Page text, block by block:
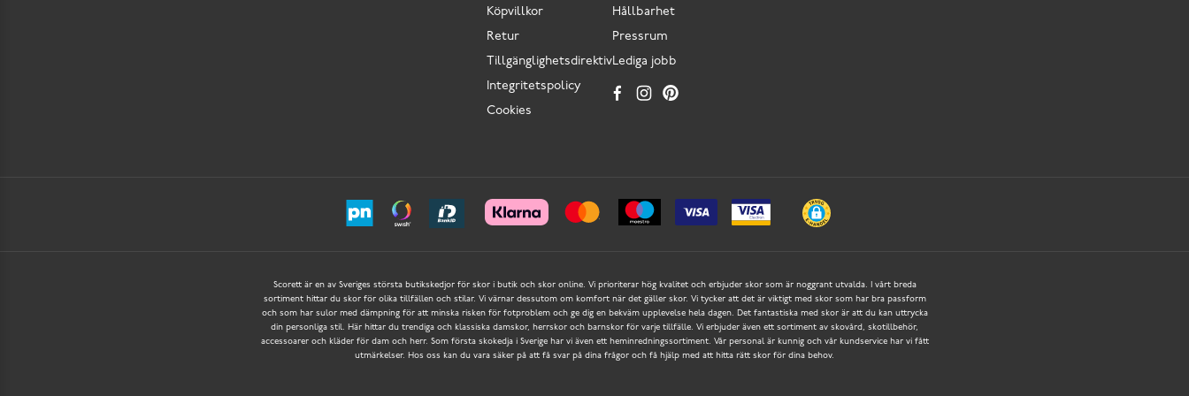
Köpvillkor
Retur
Tillgänglighetsdirektiv
Integritetspolicy
Cookies
Hållbarhet
Pressrum
Lediga jobb
Scorett är en av Sveriges största butikskedjor för skor i butik och skor online. Vi prioriterar hög kvalitet och erbjuder skor som är noggrant utvalda. I vårt breda
sortiment hittar du skor för olika tillfällen och stilar. Vi värnar dessutom om komfort när det gäller skor. Vi tycker att det är viktigt med skor som har bra passform
och som har sulor med dämpning för att minska risken för fotproblem och ge dig en bekväm upplevelse hela dagen. Det fantastiska med skor är att du kan uttrycka
din personliga stil. Här hittar du trendiga och klassiska damskor, herrskor och barnskor för varje tillfälle. Vi erbjuder även ett sortiment av skovård, skotillbehör,
accessoarer och kläder för dam och herr. Som första skokedja i Sverige har vi även ett heminredningssortiment. Vår personal är kunnig och vår kundservice har vi fått
utmärkelser. Hos oss kan du vara säker på att få svar på dina frågor och få hjälp med att hitta rätt skor för dina behov.